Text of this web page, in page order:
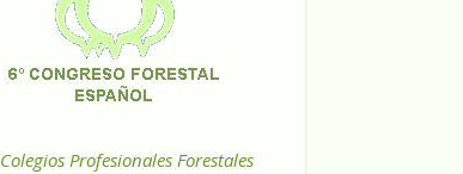
Colegios Profesionales Forestales